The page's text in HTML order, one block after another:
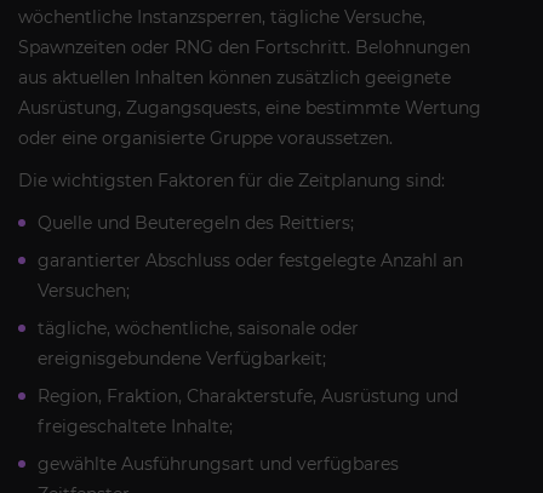
wöchentliche Instanzsperren, tägliche Versuche,
Spawnzeiten oder RNG den Fortschritt. Belohnungen
aus aktuellen Inhalten können zusätzlich geeignete
Ausrüstung, Zugangsquests, eine bestimmte Wertung
oder eine organisierte Gruppe voraussetzen.
Die wichtigsten Faktoren für die Zeitplanung sind:
Quelle und Beuteregeln des Reittiers;
garantierter Abschluss oder festgelegte Anzahl an
Versuchen;
tägliche, wöchentliche, saisonale oder
ereignisgebundene Verfügbarkeit;
Region, Fraktion, Charakterstufe, Ausrüstung und
freigeschaltete Inhalte;
gewählte Ausführungsart und verfügbares